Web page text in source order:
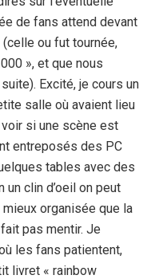
de fans attend devant
ou fut tournée,
», et que nous
Excité, je cours un
salle où avaient lieu
si une scène est
entreposés des PC
tables avec des
un clin d’oeil on peut
organisée que la
pas mentir. Je
les fans patientent,
livret « rainbow